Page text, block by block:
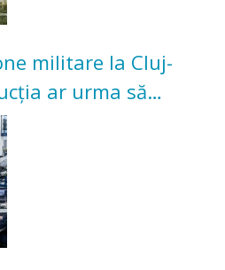
militare la Cluj-
ar urma să
acestui an